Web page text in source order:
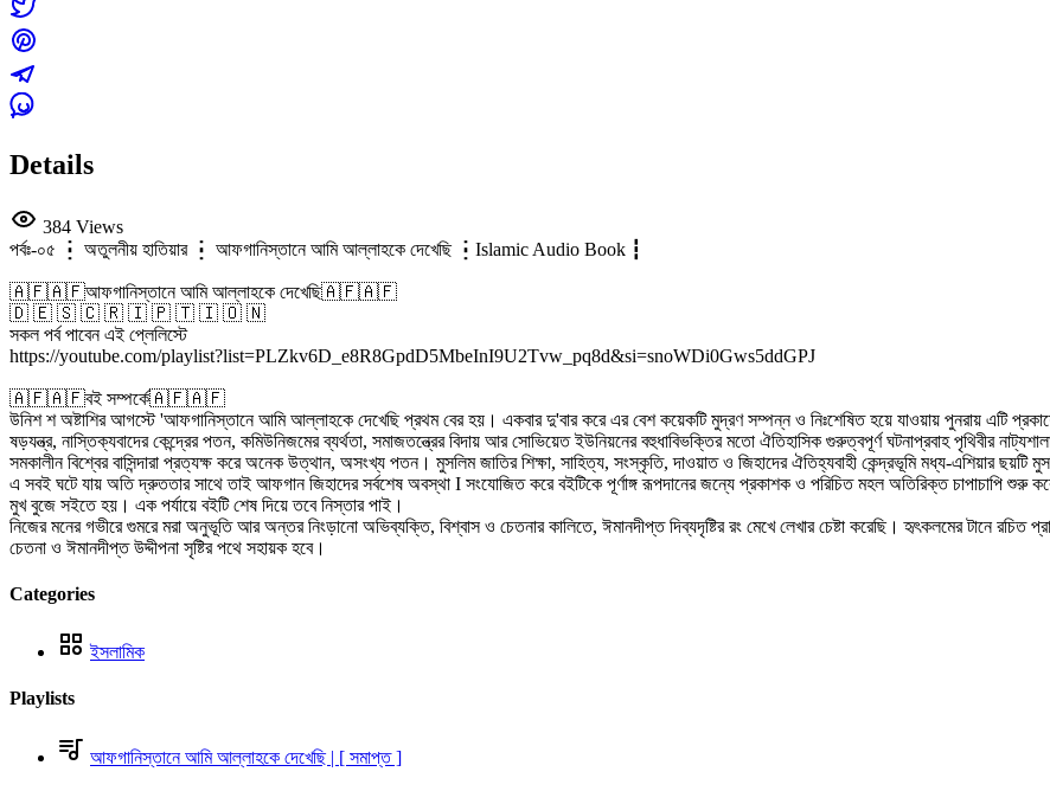
Details
384 Views
পর্বঃ-০৫ ┇ অতুলনীয় হাতিয়ার ┇ আফগানিস্তানে আমি আল্লাহকে দেখেছি ┇Islamic Audio Book ┇
🇦🇫🇦🇫আফগানিস্তানে আমি আল্লাহকে দেখেছি🇦🇫🇦🇫
🇩 🇪 🇸 🇨 🇷 🇮 🇵 🇹 🇮 🇴 🇳
সকল পর্ব পাবেন এই প্লেলিস্টে
https://youtube.com/playlist?list=PLZkv6D_e8R8GpdD5MbeInI9U2Tvw_pq8d&si=snoWDi0Gws5ddGPJ
🇦🇫🇦🇫বই সম্পর্কে🇦🇫🇦🇫
উনিশ শ অষ্টাশির আগস্টে 'আফগানিস্তানে আমি আল্লাহকে দেখেছি প্রথম বের হয়। একবার দু'বার করে এর বেশ কয়েকটি মুদ্রণ সম্পন্ন ও নিঃশেষিত হয়ে যাওয়ায় পুনরায় এটি
ষড়যন্ত্র, নাস্তিক্যবাদের কেন্দ্রের পতন, কমিউনিজমের ব্যর্থতা, সমাজতন্ত্রের বিদায় আর সোভিয়েত ইউনিয়নের বহুধাবিভক্তির মতো ঐতিহাসিক গুরুত্বপূর্ণ ঘটনাপ্রবাহ পৃথিবীর
সমকালীন বিশ্বের বাসিন্দারা প্রত্যক্ষ করে অনেক উত্থান, অসংখ্য পতন। মুসলিম জাতির শিক্ষা, সাহিত্য, সংস্কৃতি, দাওয়াত ও জিহাদের ঐতিহ্যবাহী কেন্দ্রভূমি মধ্য-এশিয়ার ছয়টি
এ সবই ঘটে যায় অতি দ্রুততার সাথে তাই আফগান জিহাদের সর্বশেষ অবস্থা I সংযোজিত করে বইটিকে পূর্ণাঙ্গ রূপদানের জন্যে প্রকাশক ও পরিচিত মহল অতিরিক্ত চাপাচাপি শুরু
মুখ বুজে সইতে হয়। এক পর্যায়ে বইটি শেষ দিয়ে তবে নিস্তার পাই।
নিজের মনের গভীরে গুমরে মরা অনুভূতি আর অন্তর নিংড়ানো অভিব্যক্তি, বিশ্বাস ও চেতনার কালিতে, ঈমানদীপ্ত দিব্যদৃষ্টির রং মেখে লেখার চেষ্টা করেছি। হৃৎকলমের টানে রচিত
চেতনা ও ঈমানদীপ্ত উদ্দীপনা সৃষ্টির পথে সহায়ক হবে।
Categories
ইসলামিক
Playlists
আফগানিস্তানে আমি আল্লাহকে দেখেছি | [ সমাপ্ত ]